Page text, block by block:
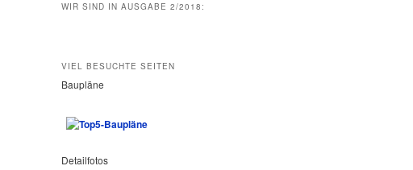
WIR SIND IN AUSGABE 2/2018:
VIEL BESUCHTE SEITEN
Baupläne
Detailfotos